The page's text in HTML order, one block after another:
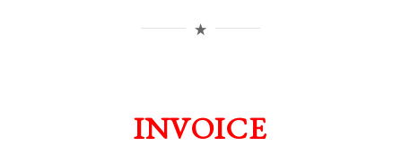
INVOICE